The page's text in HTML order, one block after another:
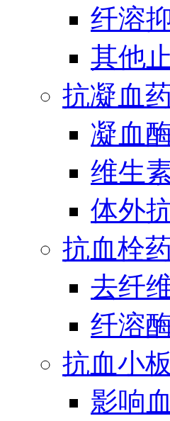
纤溶
其他
抗凝血
凝血
维生
体外
抗血栓
去纤
纤溶
抗血小
影响